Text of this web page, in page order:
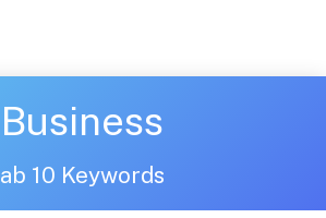
Business
ab 10 Keywords